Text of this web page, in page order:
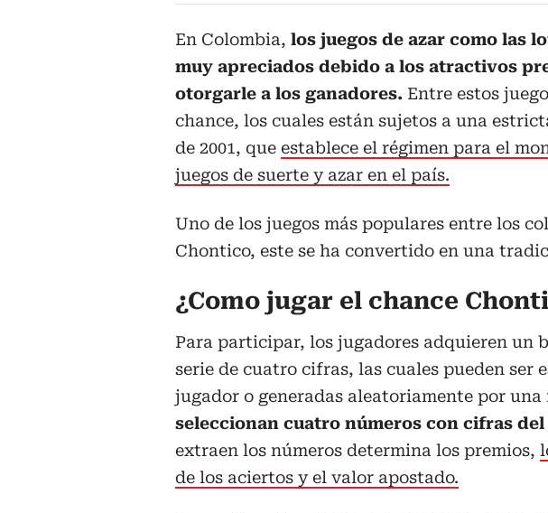
En Colombia, los juegos de azar como las
muy apreciados debido a los atractivos
otorgarle a los ganadores. Entre estos
chance, los cuales están sujetos a una
de 2001, que establece el régimen para el
juegos de suerte y azar en el país.
Uno de los juegos más populares entre los
Chontico, este se ha convertido en una
¿Como jugar el chance
Para participar, los jugadores adquieren un
serie de cuatro cifras, las cuales pueden ser
jugador o generadas aleatoriamente por una
seleccionan cuatro números con cifras del
extraen los números determina los premios,
de los aciertos y el valor apostado.